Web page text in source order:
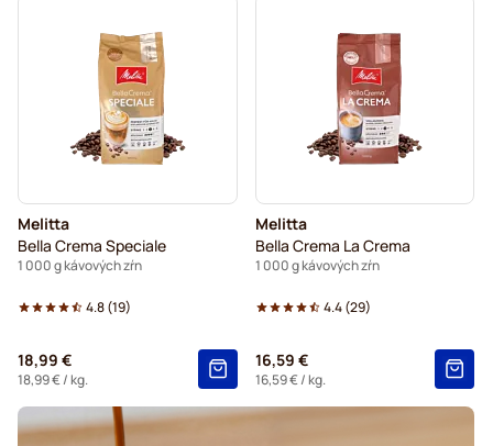
Caffè Borbone – zrnková káva Merrild – zrnková káva
Garibaldi zrnková káva
Tonino Lamborghini – zrnková káva
Delonghi – zrnkové kávy na espresso
Melitta
Bella Crema Speciale
1 000 g kávových zŕn
4.8(19)
18,99 €
18,99 €/ kg.
Melitta
Bella Crema La Crema
1 000 g kávových zŕn
4.4(29)
16,59 €
16,59 €/ kg.